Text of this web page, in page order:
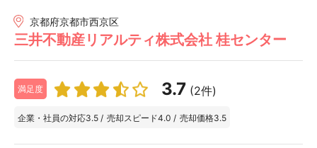
京都府京都市西京区
三井不動産リアルティ株式会社 桂センター
満足度 3.7 (2件)
企業・社員の対応3.5 / 売却スピード4.0 / 売却価格3.5